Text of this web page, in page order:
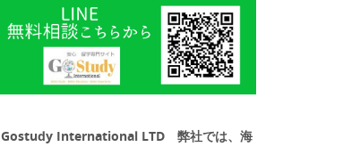
Gostudy International LTD 弊社では、海